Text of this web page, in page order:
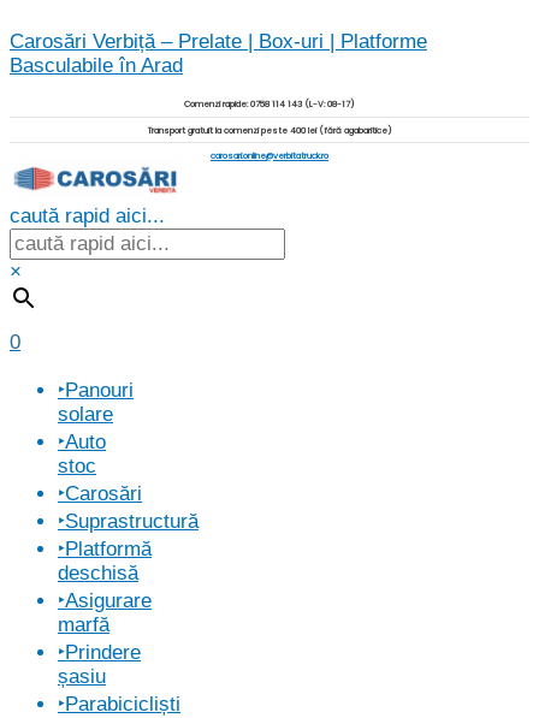
to
content
Carosări Verbiță – Prelate | Box-uri | Platforme
Basculabile în Arad
Comenzi rapide: 0758 114 143 (L-V: 08-17)
Transport gratuit la comenzi peste 400 lei (fără agabaritice)
carosari.online@verbitatruck.ro
caută rapid aici...
×
0
Menu ‣Panouri
solare
‣Auto
stoc
‣Carosări
‣Suprastructură
‣Platformă
deschisă
‣Asigurare
marfă
‣Prindere
șasiu
‣Parabicicliști